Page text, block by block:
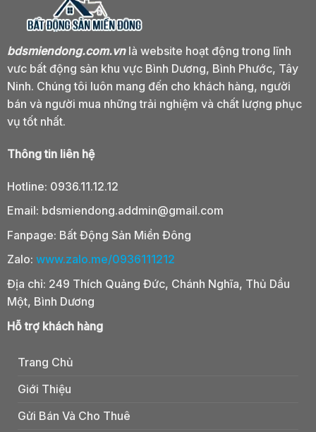
bdsmiendong.com.vnlà website hoạt động trong lĩnh
vưc bất động sản khu vực Bình Dương, Bình Phước, Tây
Ninh. Chúng tôi luôn mang đến cho khách hàng, người
bán và người mua những trải nghiệm và chất lượng phục
vụ tốt nhất.
Thông tin liên hệ
Hotline: 0936.11.12.12
Email: bdsmiendong.addmin@gmail.com
Fanpage: Bất Động Sản Miền Đông
Zalo: www.zalo.me/0936111212
Địa chỉ: 249 Thích Quảng Đức, Chánh Nghĩa, Thủ Dầu
Một, Bình Dương
Hỗ trợ khách hàng
Trang Chủ
Giới Thiệu
Gửi Bán Và Cho Thuê